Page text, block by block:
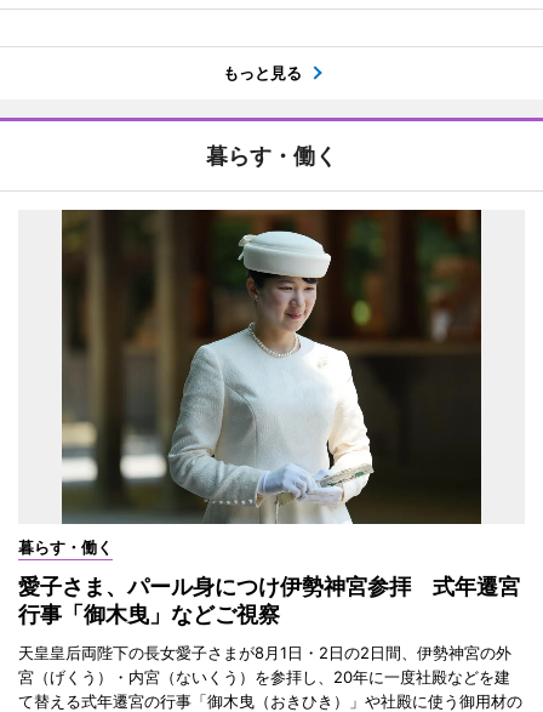
もっと見る
暮らす・働く
暮らす・働く
愛子さま、パール身につけ伊勢神宮参拝 式年遷宮
行事「御木曳」などご視察
天皇皇后両陛下の長女愛子さまが8月1日・2日の2日間、伊勢神宮の外
宮（げくう）・内宮（ないくう）を参拝し、20年に一度社殿などを建
て替える式年遷宮の行事「御木曳（おきひき）」や社殿に使う御用材の